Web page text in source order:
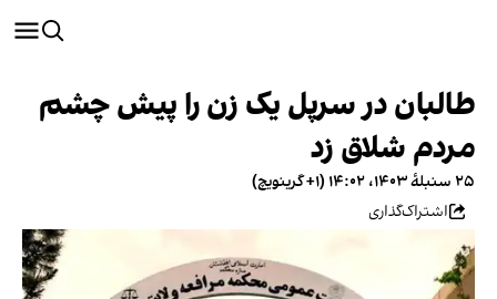
طالبان در سرپل یک زن را پیش چشم
مردم شلاق زد
۲۵ سنبلهٔ ۱۴۰۳، ۱۴:۰۲ (‎+۱ گرینویچ)
اشتراک‌گذاری